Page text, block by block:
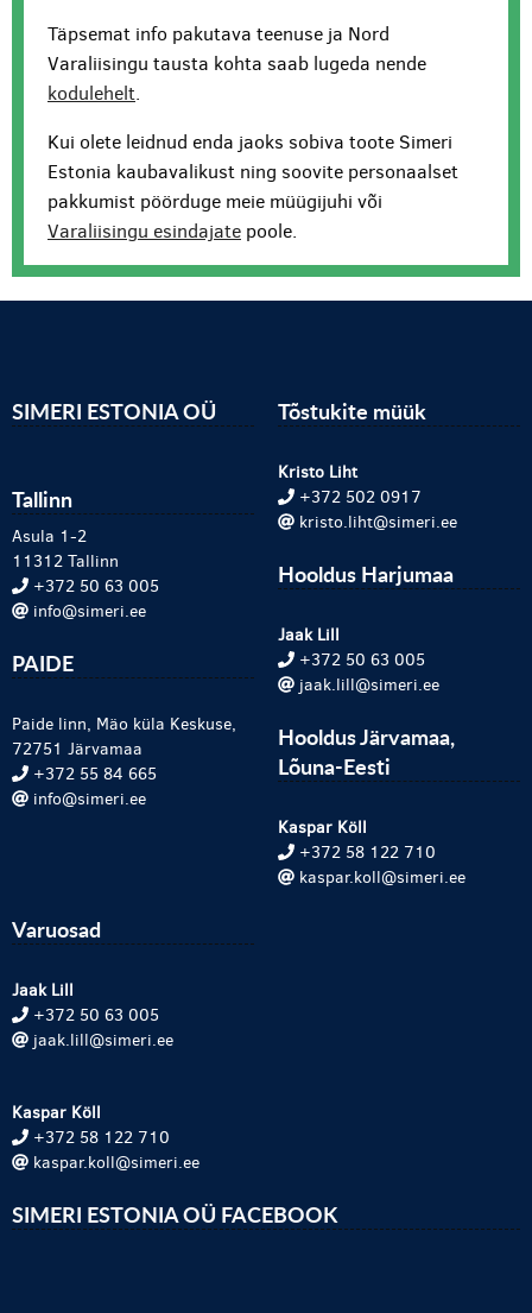
Täpsemat info pakutava teenuse ja Nord
Varaliisingu tausta kohta saab lugeda nende
kodulehelt.
Kui olete leidnud enda jaoks sobiva toote Simeri
Estonia kaubavalikust ning soovite personaalset
pakkumist pöörduge meie müügijuhi või
Varaliisingu esindajate poole.
SIMERI ESTONIA OÜ
Tallinn
Asula 1-2
11312 Tallinn
+372 50 63 005
info@simeri.ee
PAIDE
Paide linn, Mäo küla Keskuse,
72751 Järvamaa
+372 55 84 665
info@simeri.ee
Tõstukite müük
Kristo Liht
+372 502 0917
kristo.liht@simeri.ee
Hooldus Harjumaa
Jaak Lill
+372 50 63 005
jaak.lill@simeri.ee
Hooldus Järvamaa,
Lõuna-Eesti
Kaspar Köll
+372 58 122 710
kaspar.koll@simeri.ee
Varuosad
Jaak Lill
+372 50 63 005
jaak.lill@simeri.ee
Kaspar Köll
+372 58 122 710
kaspar.koll@simeri.ee
SIMERI ESTONIA OÜ FACEBOOK